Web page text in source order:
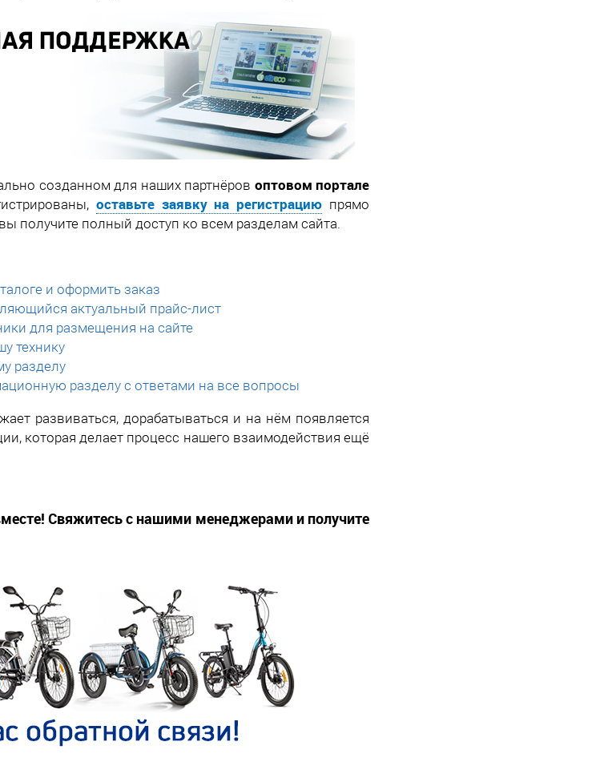
созданном для наших партнёров оптовом портале
оставьте заявку на регистрацию прямо
получите полный доступ ко всем разделам сайта.
и оформить заказ
актуальный прайс-лист
для размещения на сайте
технику
разделу
разделу с ответами на все вопросы
развиваться, дорабатываться и на нём появляется
которая делает процесс нашего взаимодействия ещё
Свяжитесь с нашими менеджерами и получите